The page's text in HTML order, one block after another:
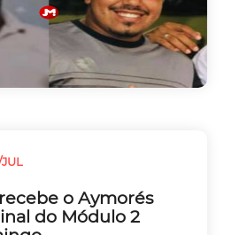
JUL
o Aymorés
do Módulo 2